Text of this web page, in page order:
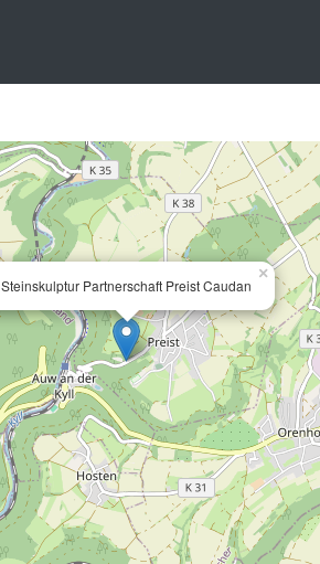
Steinskulptur Partnerschaft Preist Caudan
×